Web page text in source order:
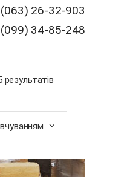
26-32-903
34-85-248